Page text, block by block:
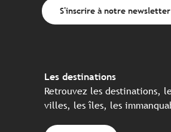
S'inscrire à notre newsletter
Les destinations
Retrouvez les destinations,
villes, les îles, les